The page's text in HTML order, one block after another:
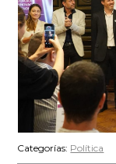
Categorías: Política